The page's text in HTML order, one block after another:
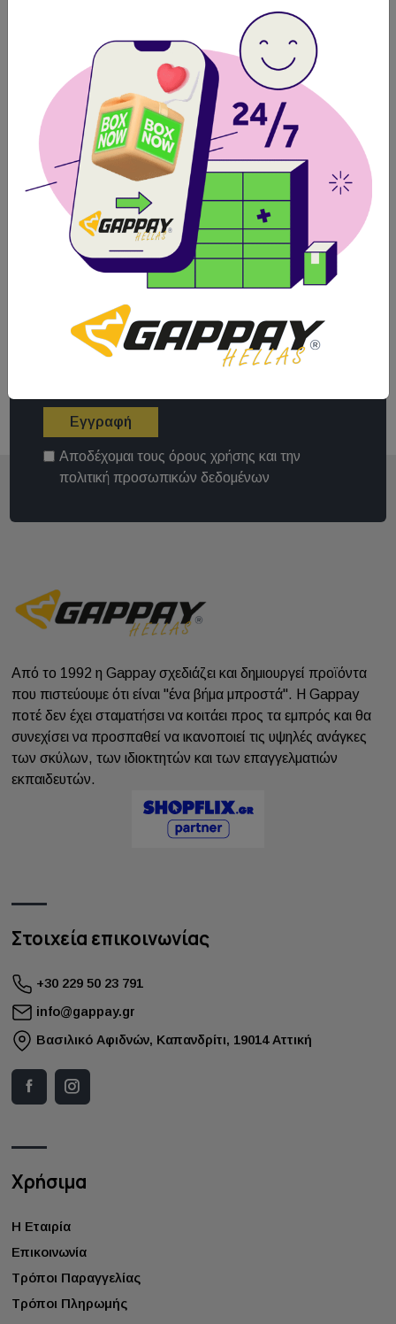
Κάντε εγγραφή στο
Newsletter μας
Κάνε εγγραφή στο newsletter μας για να
ενημερώνεσαι για όλα τα νέα και τις
προσφορές μας!
Εγγραφή
Αποδέχομαι τους όρους χρήσης και την
πολιτική προσωπικών δεδομένων
Από το 1992 η Gappay σχεδιάζει και δημιουργεί προϊόντα
που πιστεύουμε ότι είναι "ένα βήμα μπροστά". Η Gappay
ποτέ δεν έχει σταματήσει να κοιτάει προς τα εμπρός και θα
συνεχίσει να προσπαθεί να ικανοποιεί τις υψηλές ανάγκες
των σκύλων, των ιδιοκτητών και των επαγγελματιών
εκπαιδευτών.
Στοιχεία επικοινωνίας
+30 229 50 23 791
info@gappay.gr
Bασιλικό Αφιδνών, Καπανδρίτι, 19014 Αττική
Χρήσιμα
Η Εταιρία
Επικοινωνία
Τρόποι Παραγγελίας
Τρόποι Πληρωμής